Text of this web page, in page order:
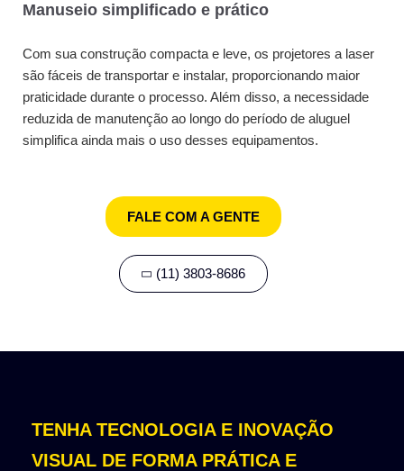
Manuseio simplificado e prático
Com sua construção compacta e leve, os projetores a laser
são fáceis de transportar e instalar, proporcionando maior
praticidade durante o processo. Além disso, a necessidade
reduzida de manutenção ao longo do período de aluguel
simplifica ainda mais o uso desses equipamentos.
FALE COM A GENTE
(11) 3803-8686
TENHA TECNOLOGIA E INOVAÇÃO
VISUAL DE FORMA PRÁTICA E